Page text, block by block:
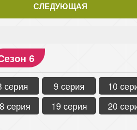
СЛЕДУЮЩАЯ
6
серия 9 серия
10
серия 19 серия 20